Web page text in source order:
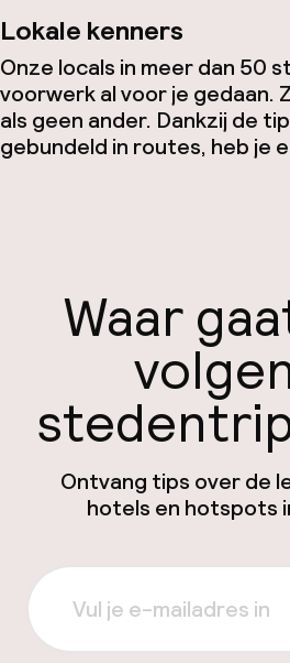
Lokale kenners
Onze locals in meer dan 50
voorwerk al voor je gedaan.
als geen ander. Dankzij de
gebundeld in routes, heb je
Waar
Ontvang tips over de
hotels en hotspots